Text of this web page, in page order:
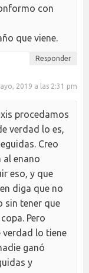
con
que viene.
Responder
2019 a las 2:31 pm
procedamos
verdad lo es,
Creo
al enano
eso, y que
diga que no
sin tener que
Pero
verdad lo tiene
ganó
y